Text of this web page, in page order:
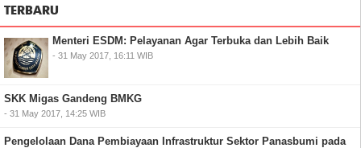
TERBARU
Menteri ESDM: Pelayanan Agar Terbuka dan Lebih Baik
- 31 May 2017, 16:11 WIB
SKK Migas Gandeng BMKG
- 31 May 2017, 14:25 WIB
Pengelolaan Dana Pembiayaan Infrastruktur Sektor Panasbumi pada